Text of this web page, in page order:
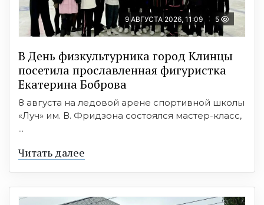
9 АВГУСТА 2026, 11:09 5
В День физкультурника город Клинцы
посетила прославленная фигуристка
Екатерина Боброва
8 августа на ледовой арене спортивной школы
«Луч» им. В. Фридзона состоялся мастер-класс,
...
Читать далее